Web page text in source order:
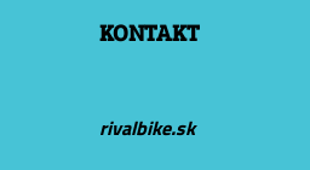
KONTAKT
rivalbike.sk